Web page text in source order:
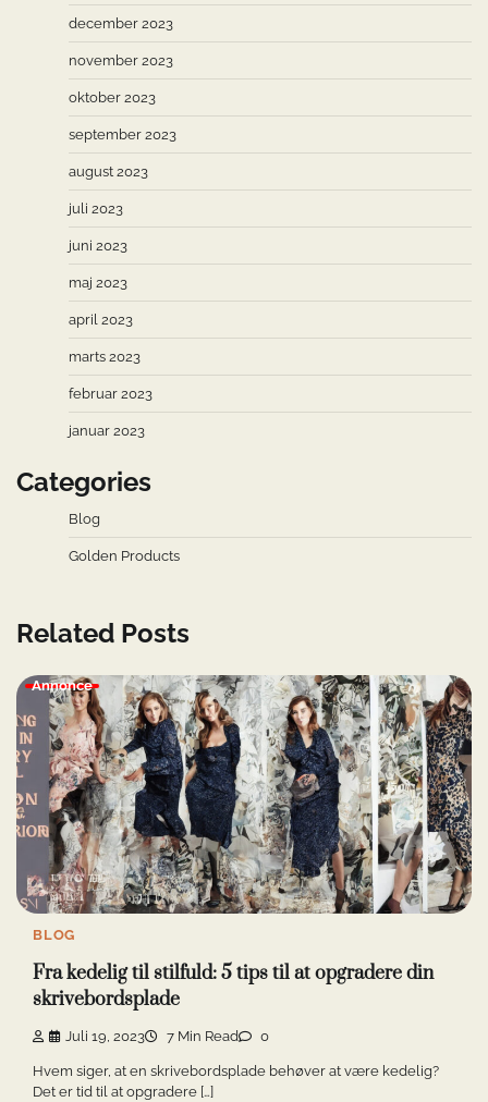
december 2023
november 2023
oktober 2023
september 2023
august 2023
juli 2023
juni 2023
maj 2023
april 2023
marts 2023
februar 2023
januar 2023
Categories
Blog
Golden Products
Related Posts
Annonce
BLOG
Fra kedelig til stilfuld: 5 tips til at opgradere din
skrivebordsplade
Juli 19, 2023 7 Min Read 0
Hvem siger, at en skrivebordsplade behøver at være kedelig?
Det er tid til at opgradere […]